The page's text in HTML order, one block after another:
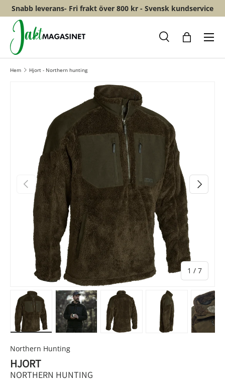
HOPPA TILL INNEHÅLL
Snabb leverans- Fri frakt över 800 kr - Svensk kundservice
Sök
Meny
Hem Hjort - Northern hunting
FÖREGÅENDE
1 / av
7
NÄSTA
Northern Hunting
HJORT
NORTHERN HUNTING